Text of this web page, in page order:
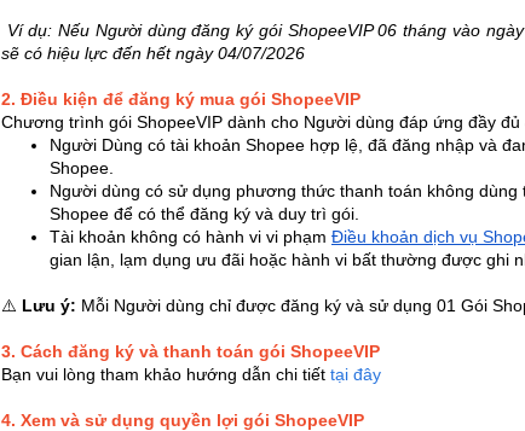
Ví dụ: Nếu Người dùng đăng ký gói ShopeeVIP 06 tháng vào
sẽ có hiệu lực đến hết ngày 04/07/2026
2. Điều kiện để đăng ký mua gói ShopeeVIP
Chương trình gói ShopeeVIP dành cho Người dùng đáp ứng đầy
Người Dùng có tài khoản Shopee hợp lệ, đã đăng nhập và
Shopee.
Người dùng có sử dụng phương thức thanh toán không
Shopee để có thể đăng ký và duy trì gói.
Tài khoản không có hành vi vi phạm Điều khoản dịch vụ
gian lận, lạm dụng ưu đãi hoặc hành vi bất thường được ghi
⚠️ Lưu ý: Mỗi Người dùng chỉ được đăng ký và sử dụng 01 Gói
3. Cách đăng ký và thanh toán gói ShopeeVIP
Bạn vui lòng tham khảo hướng dẫn chi tiết tại đây
4. Xem và sử dụng quyền lợi gói ShopeeVIP